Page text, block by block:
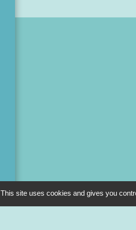
This site uses cookies and gives you